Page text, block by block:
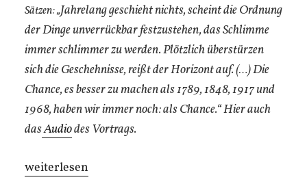
Sätzen: „Jahrelang geschieht nichts, scheint die Ordnung
der Dinge unverrückbar festzustehen, das Schlimme
immer schlimmer zu werden. Plötzlich überstürzen
sich die Geschehnisse, reißt der Horizont auf. (…) Die
Chance, es besser zu machen als 1789, 1848, 1917 und
1968, haben wir immer noch: als Chance.“ Hier auch
dasAudiodes Vortrags.
„Post/Marxismus“
weiterlesen